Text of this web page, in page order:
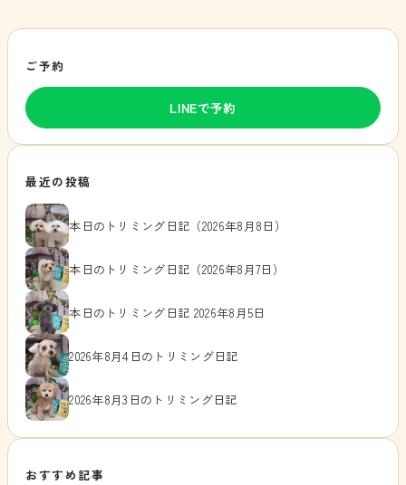
ご予約
LINEで予約
最近の投稿
本日のトリミング日記（2026年8月8日）
本日のトリミング日記（2026年8月7日）
本日のトリミング日記 2026年8月5日
2026年8月4日のトリミング日記
2026年8月3日のトリミング日記
おすすめ記事